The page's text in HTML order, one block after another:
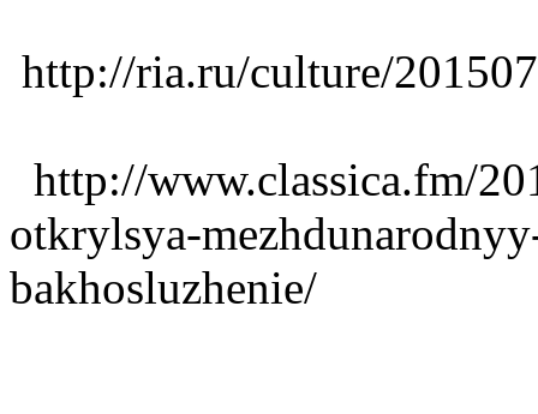
http://ria.ru/culture/
http://www.classica.fm/
otkrylsya-
bakhosluzhenie/